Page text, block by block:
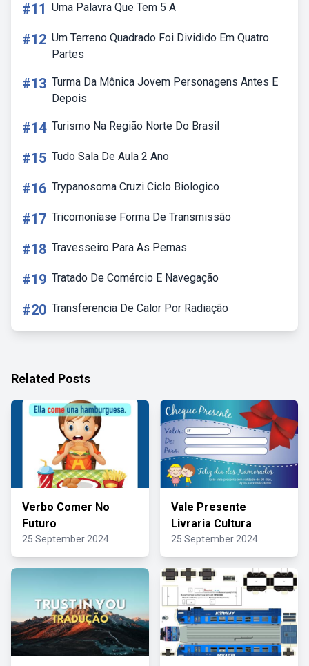
#11 Uma Palavra Que Tem 5 A
#12 Um Terreno Quadrado Foi Dividido Em Quatro
Partes
#13 Turma Da Mônica Jovem Personagens Antes E
Depois
#14 Turismo Na Região Norte Do Brasil
#15 Tudo Sala De Aula 2 Ano
#16 Trypanosoma Cruzi Ciclo Biologico
#17 Tricomoníase Forma De Transmissão
#18 Travesseiro Para As Pernas
#19 Tratado De Comércio E Navegação
#20 Transferencia De Calor Por Radiação
Related Posts
Verbo Comer No
Futuro
25 September 2024
Vale Presente
Livraria Cultura
25 September 2024